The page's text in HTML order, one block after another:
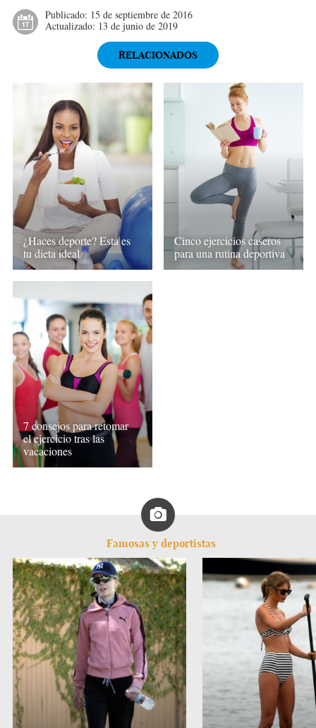
Publicado: 15 de septiembre de 2016
Actualizado: 13 de junio de 2019
RELACIONADOS
¿Haces deporte? Esta es
tu dieta ideal
Cinco ejercicios caseros
para una rutina deportiva
7 consejos para retomar
el ejercicio tras las
vacaciones
Famosas y deportistas